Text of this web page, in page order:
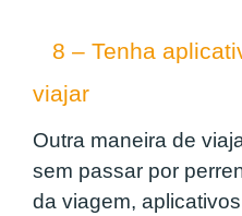
8 – Tenha
viajar
Outra maneira de
sem passar por
da viagem,